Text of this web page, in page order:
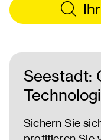
Seestadt:
Sichern Sie